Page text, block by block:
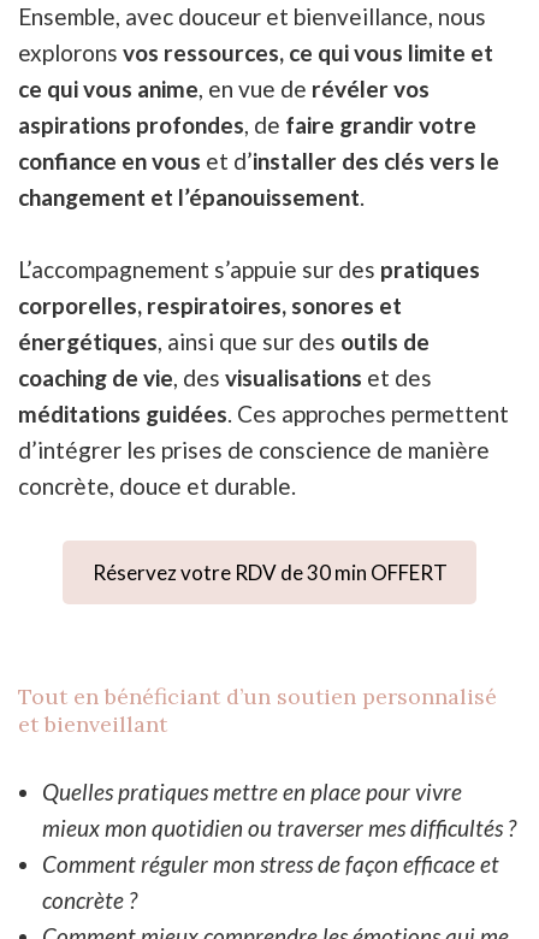
Ensemble, avec douceur et bienveillance, nous
explorons vos ressources, ce qui vous limite et
ce qui vous anime, en vue de révéler vos
aspirations profondes, de faire grandir votre
confiance en vous et d’installer des clés vers le
changement et l’épanouissement.
L’accompagnement s’appuie sur des pratiques
corporelles, respiratoires, sonores et
énergétiques, ainsi que sur des outils de
coaching de vie, des visualisations et des
méditations guidées. Ces approches permettent
d’intégrer les prises de conscience de manière
concrète, douce et durable.
Réservez votre RDV de 30 min OFFERT
Tout en bénéficiant d’un soutien personnalisé
et bienveillant
Quelles pratiques mettre en place pour vivre
mieux mon quotidien ou traverser mes difficultés ?
Comment réguler mon stress de façon efficace et
concrète ?